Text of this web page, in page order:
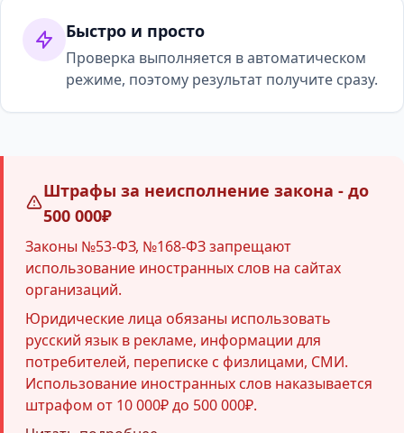
Быстро и просто
Проверка выполняется в автоматическом
режиме, поэтому результат получите сразу.
Штрафы за неисполнение закона - до
500 000₽
Законы №53-ФЗ, №168-ФЗ запрещают
использование иностранных слов на сайтах
организаций.
Юридические лица обязаны использовать
русский язык в рекламе, информации для
потребителей, переписке с физлицами, СМИ.
Использование иностранных слов наказывается
штрафом от 10 000₽ до 500 000₽.